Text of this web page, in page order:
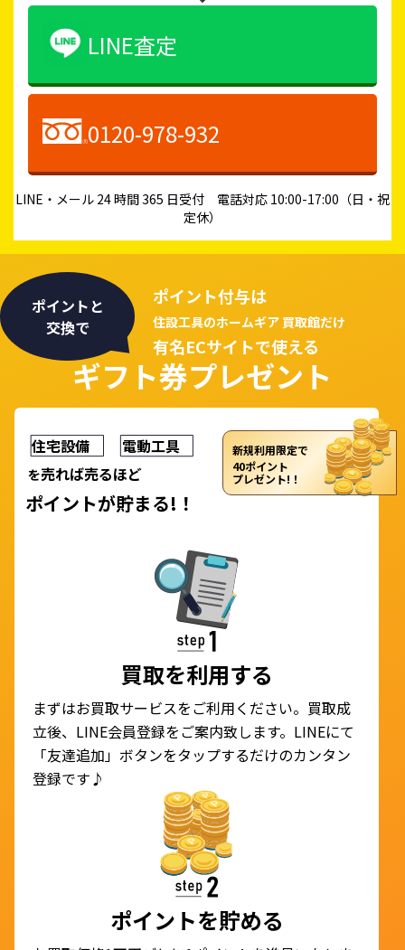
LINE査定
0120-978-932
LINE・メール 24 時間 365 日受付 電話対応 10:00-17:00（日・祝
定休）
ポイントと
交換で
ポイント付与は
住設工具のホームギア 買取館だけ
有名ECサイトで使える
ギフト券プレゼント
住宅設備 電動工具
を売れば売るほど
ポイントが貯まる!！
買取を利用する
まずはお買取サービスをご利用ください。買取成
立後、LINE会員登録をご案内致します。LINEにて
「友達追加」ボタンをタップするだけのカンタン
登録です♪
ポイントを貯める
新規利用限定で
40ポイント
プレゼント!！